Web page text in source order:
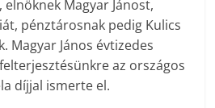
Magyar Jánost,
pénztárosnak pedig Kulics
Magyar János évtizedes
az országos
díjjal ismerte el.